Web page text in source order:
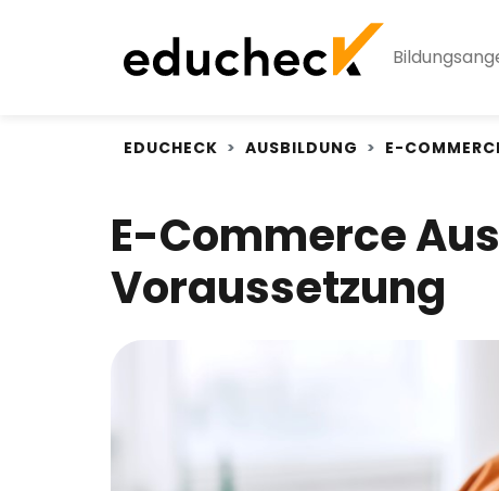
EDUCHECK AUSBILDUNG E-
E-Commerce
Voraussetzung